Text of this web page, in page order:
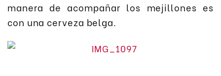
manera de acompañar los mejillones es
con una cerveza belga.